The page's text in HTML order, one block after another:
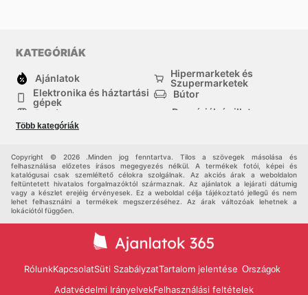
KATEGÓRIÁK
Ajánlatok
Hipermarketek és
Szupermarketek
Elektronika és háztartási
gépek
Bútor
Ruházat
Drogériák és illatszer-
háztartási cikkek
Több kategóriák
Copyright © 2026 .Minden jog fenntartva. Tilos a szövegek másolása és
felhasználása előzetes írásos megegyezés nélkül. A termékek fotói, képei és
katalógusai csak szemléltető célokra szolgálnak. Az akciós árak a weboldalon
feltüntetett hivatalos forgalmazóktól származnak. Az ajánlatok a lejárati dátumig
vagy a készlet erejéig érvényesek. Ez a weboldal célja tájékoztató jellegű és nem
lehet felhasználni a termékek megszerzéséhez. Az árak változóak lehetnek a
lokációtól függően.
RólunkKapcsolatSüti SzabályzatTartalom jelentése Országok
Adatvédelmi IrányelvekFelhasználási feltételek